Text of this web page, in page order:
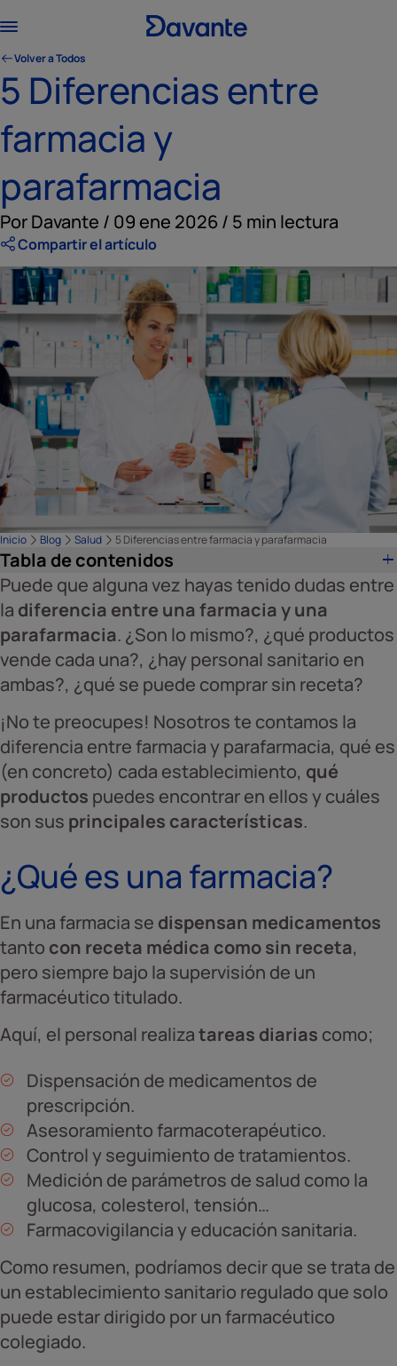
Volver a Todos
5 Diferencias entre
farmacia y
parafarmacia
Por Davante / 09 ene 2026 / 5 min lectura
Compartir el artículo
Inicio Blog Salud 5 Diferencias entre farmacia y parafarmacia
Tabla de contenidos
Puede que alguna vez hayas tenido dudas entre
la diferencia entre una farmacia y una
parafarmacia. ¿Son lo mismo?, ¿qué productos
vende cada una?, ¿hay personal sanitario en
ambas?, ¿qué se puede comprar sin receta?
¡No te preocupes! Nosotros te contamos la
diferencia entre farmacia y parafarmacia, qué es
(en concreto) cada establecimiento, qué
productos puedes encontrar en ellos y cuáles
son sus principales características.
¿Qué es una farmacia?
En una farmacia se dispensan medicamentos
tanto con receta médica como sin receta,
pero siempre bajo la supervisión de un
farmacéutico titulado.
Aquí, el personal realizatareas diarias como;
Dispensación de medicamentos de
prescripción.
Asesoramiento farmacoterapéutico.
Control y seguimiento de tratamientos.
Medición de parámetros de salud como la
glucosa, colesterol, tensión…
Farmacovigilancia y educación sanitaria.
Como resumen, podríamos decir que se trata de
un establecimiento sanitario regulado que solo
puede estar dirigido por un farmacéutico
colegiado.